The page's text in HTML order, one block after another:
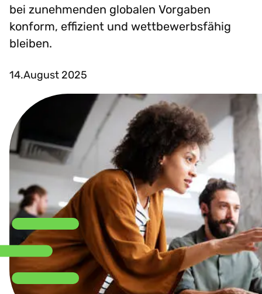
bei zunehmenden globalen Vorgaben
konform, effizient und wettbewerbsfähig
bleiben.
14.August 2025